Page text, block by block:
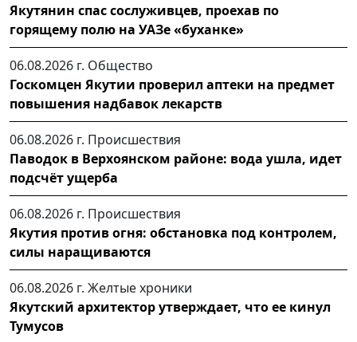
Якутянин спас сослуживцев, проехав по
горящему полю на УАЗе «буханке»
06.08.2026 г. Общество
Госкомцен Якутии проверил аптеки на предмет
повышения надбавок лекарств
06.08.2026 г. Происшествия
Паводок в Верхоянском районе: вода ушла, идет
подсчёт ущерба
06.08.2026 г. Происшествия
Якутия против огня: обстановка под контролем,
силы наращиваются
06.08.2026 г. Желтые хроники
Якутский архитектор утверждает, что ее кинул
Тумусов